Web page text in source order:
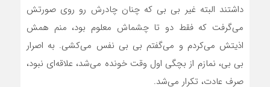
داشتند البته غیر بی بی که چنان چادرش رو روی صورتش
می‌گرفت که فقط دو تا چشماش معلوم بود، منم همش
اذیتش می‌کردم و می‌گفتم بی بی نفس می‌کشی. به اصرار
بی بی، نمازم از بچگی اول وقت خونده می‌شد، علاقه‌ای نبود،
صرف عادت، تکرار می‌شد.